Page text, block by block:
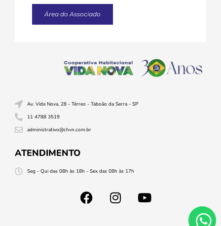
Área do Associado
Av. Vida Nova, 28 - Térreo - Taboão da Serra - SP
11 4788 3519
administrativo@chvn.com.br
ATENDIMENTO
Seg - Qui das 08h às 18h - Sex das 08h às 17h